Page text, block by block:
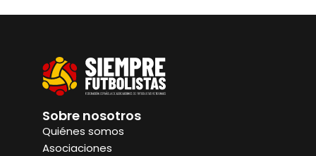
Sobre nosotros
Quiénes somos
Asociaciones